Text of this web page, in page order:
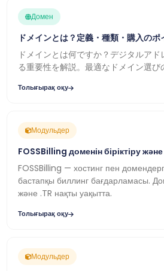
Домен
ドメインとは？定義・種類・購入のポ
ドメインとは何ですか？デジタルアド
る重要性を解説。最適なドメイン選び
Толығырақ оқу
Модульдер
FOSSBilling доменін біріктіру
FOSSBilling — хостинг пен
бастапқы биллинг бағдарламасы.
және .TR нақты уақытта.
Толығырақ оқу
Модульдер